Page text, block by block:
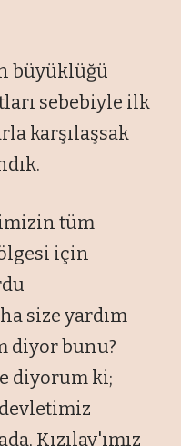
büyüklüğü
sebebiyle ilk
karşılaşsak
tüm
için
size yardım
diyor bunu?
diyorum ki;
Kızılay'ımız